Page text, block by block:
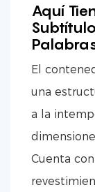
Aquí
El
una
a la
Cuenta